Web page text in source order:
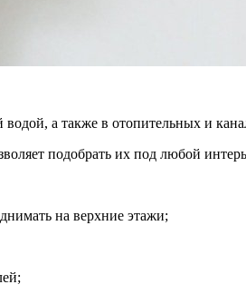
а также в отопительных и
подобрать их под любой
на верхние этажи;